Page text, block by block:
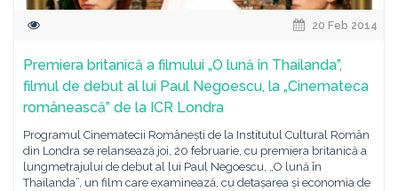
20 Feb 2014
Premiera britanică a filmului „O lună în Thailanda”,
filmul de debut al lui Paul Negoescu, la „Cinemateca
românească” de la ICR Londra
Programul Cinematecii Românești de la Institutul Cultural Român
din Londra se relansează joi, 20 februarie, cu premiera britanică a
lungmetrajului de debut al lui Paul Negoescu, „O lună în
Thailanda”, un film care examinează, cu detașarea și economia de